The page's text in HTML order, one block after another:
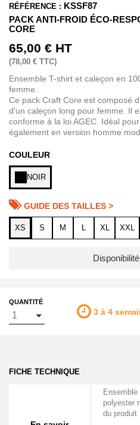
RÉFÉRENCE : KSSF87
PACK ANTI-FROID ÉCO-
CORE
65,00 € HT
(78,00 € TTC)
Ensemble T-shirt et caleçon en
femme.
Ce pack Craft Core est composé
d'un caleçon long pour femme. Il
conforme à la loi AGEC. Idéal
également en version homme
COULEUR
NOIR
GUIDE DES TAILLES >
XS S M L XL XXL
QUANTITÉ
3 à 4
FICHE TECHNIQUE
polyester
du produit